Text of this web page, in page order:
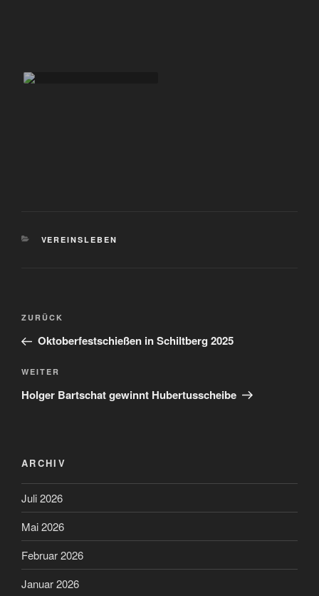
KATEGORIEN
VEREINSLEBEN
Beitragsnavigation
Vorheriger
Beitrag
ZURÜCK
Oktoberfestschießen in Schiltberg 2025
Nächster
Beitrag
WEITER
Holger Bartschat gewinnt Hubertusscheibe
ARCHIV
Juli 2026
Mai 2026
Februar 2026
Januar 2026